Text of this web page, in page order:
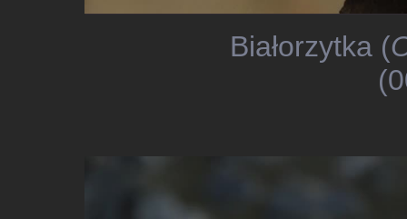
Białorzytka (